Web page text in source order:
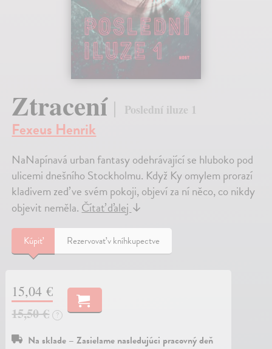
Ztracení Poslední iluze 1
Fexeus Henrik
NaNapínavá urban fantasy odehrávající se hluboko pod
ulicemi dnešního Stockholmu. Když Ky omylem prorazí
kladivem zeď ve svém pokoji, objeví za ní něco, co nikdy
objevit neměla.Čítať ďalej↓
Kúpiť Rezervovať v kníhkupectve
15,04 €
15,50 €
?
Na sklade – Zasielame nasledujúci pracovný deň